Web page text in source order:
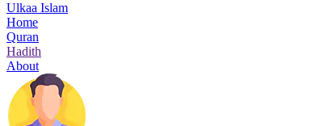
Ulkaa Islam
Home
Quran
Hadith
About